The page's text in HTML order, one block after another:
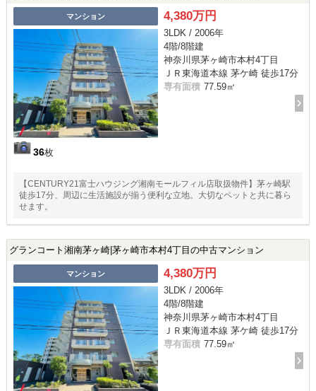
マンション
36枚
4,380万円
3LDK / 2006年
4階/8階建
神奈川県茅ヶ崎市本村4丁目
ＪＲ東海道本線 茅ケ崎 徒歩17分
専有面積 77.59㎡
【CENTURY21富士ハウジング湘南モールフィル店取扱物件】茅ヶ崎駅
徒歩17分、周辺に生活施設が揃う便利な立地。大切なペットと共に暮ら
せます。
グランコート湘南茅ヶ崎|茅ヶ崎市本村4丁目の中古マンション
マンション 4,380万円
3LDK / 2006年
4階/8階建
神奈川県茅ヶ崎市本村4丁目
ＪＲ東海道本線 茅ケ崎 徒歩17分
専有面積 77.59㎡